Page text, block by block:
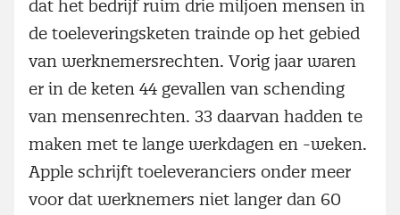
dat het bedrijf ruim drie miljoen mensen in
de toeleveringsketen trainde op het gebied
van werknemersrechten. Vorig jaar waren
er in de keten 44 gevallen van schending
van mensenrechten. 33 daarvan hadden te
maken met te lange werkdagen en -weken.
Apple schrijft toeleveranciers onder meer
voor dat werknemers niet langer dan 60